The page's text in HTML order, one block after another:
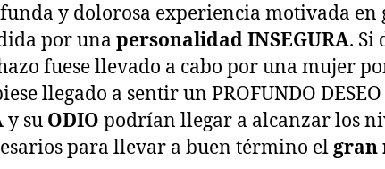
y dolorosa experiencia motivada en
por una personalidad INSEGURA. Si
fuese llevado a cabo por una mujer
llegado a sentir un PROFUNDO DESEO
y su ODIO podrían llegar a alcanzar los
para llevar a buen término elgran